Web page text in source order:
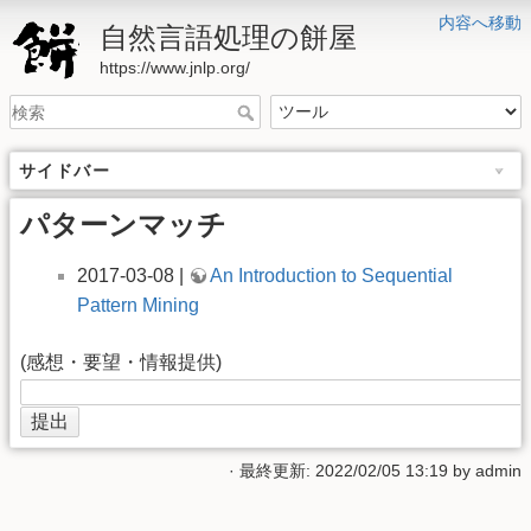
内容へ移動
自然言語処理の餅屋
https://www.jnlp.org/
サイドバー
パターンマッチ
2017-03-08 |
An Introduction to Sequential
Pattern Mining
(感想・要望・情報提供)
· 最終更新: 2022/02/05 13:19 by admin